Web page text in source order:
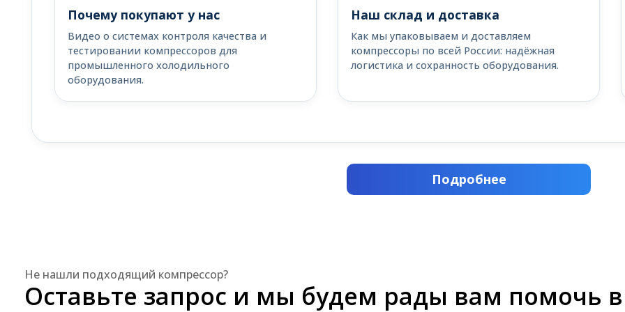
Почему покупают у нас
Видео о системах контроля качества и
тестировании компрессоров для
промышленного холодильного
оборудования.
Наш склад и доставка
Как мы упаковываем и доставляем
компрессоры по всей России: надёжная
логистика и сохранность оборудования.
Подробнее
Не нашли подходящий компрессор?
Оставьте запрос и мы будем рады вам помочь